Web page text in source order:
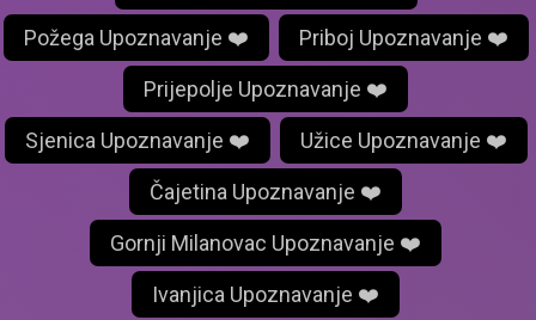
Požega Upoznavanje ❤️ Priboj Upoznavanje ❤️
Prijepolje Upoznavanje ❤️
Sjenica Upoznavanje ❤️ Užice Upoznavanje ❤️
Čajetina Upoznavanje ❤️
Gornji Milanovac Upoznavanje ❤️
Ivanjica Upoznavanje ❤️